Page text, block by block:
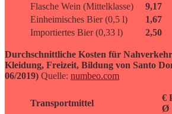
Flasche Wein (Mittelklasse)
9,17
Einheimisches Bier (0,5 l)
1,67
Importiertes Bier (0,33 l)
2,50
Durchschnittliche Kosten für
Kleidung, Freizeit, Bildung von Santo
06/2019) Quelle: numbeo.com
Transportmittel
€
Ø